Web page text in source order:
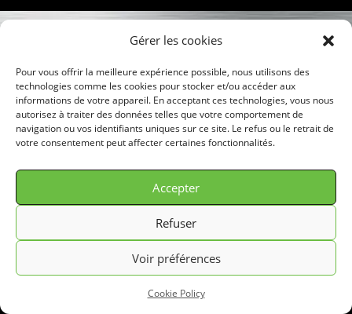
Gérer les cookies
Pour vous offrir la meilleure expérience possible, nous utilisons des
technologies comme les cookies pour stocker et/ou accéder aux
informations de votre appareil. En acceptant ces technologies, vous nous
autorisez à traiter des données telles que votre comportement de
navigation ou vos identifiants uniques sur ce site. Le refus ou le retrait de
votre consentement peut affecter certaines fonctionnalités.
Accepter
Refuser
Voir préférences
Cookie Policy
© GREEN FILTER 2026. Tous droits réservés.